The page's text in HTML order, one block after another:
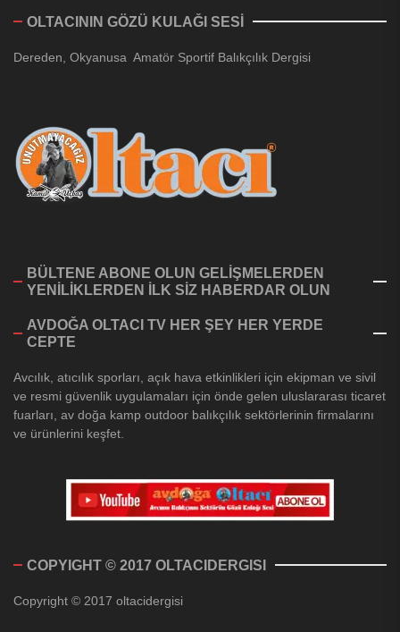
OLTACININ GÖZÜ KULAĞI SESİ
Dereden, Okyanusa Amatör Sportif Balıkçılık Dergisi
BÜLTENE ABONE OLUN GELİŞMELERDEN
YENİLİKLERDEN İLK SİZ HABERDAR OLUN
AVDOĞA OLTACI TV HER ŞEY HER YERDE
CEPTE
Avcılık, atıcılık sporları, açık hava etkinlikleri için ekipman ve sivil
ve resmi güvenlik uygulamaları için önde gelen uluslararası ticaret
fuarları, av doğa kamp outdoor balıkçılık sektörlerinin firmalarını
ve ürünlerini keşfet.
COPYIGHT © 2017 OLTACIDERGISI
Copyright © 2017 oltacidergisi